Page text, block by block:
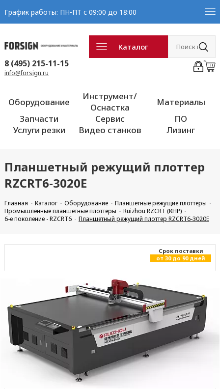
График работы: ПН-ПТ с 09:00 до 18:00
Каталог
8 (495) 215-11-15
info@forsign.ru
Оборудование
Инструмент/
Оснастка
Материалы
Запчасти
Сервис
ПО
Услуги резки
Видео станков Лизинг
Планшетный режущий плоттер
RZCRT6-3020E
Главная Каталог Оборудование
Планшетные режущие плоттеры
Промышленные планшетные плоттеры
Ruizhou RZCRT (КНР)
6-е поколение - RZCRT6
Планшетный режущий плоттер RZCRT6-3020E
Cрок поставки
от 30 до 90 дней